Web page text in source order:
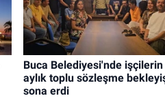
Buca Belediyesi'nde işçilerin
aylık toplu sözleşme
sona erdi